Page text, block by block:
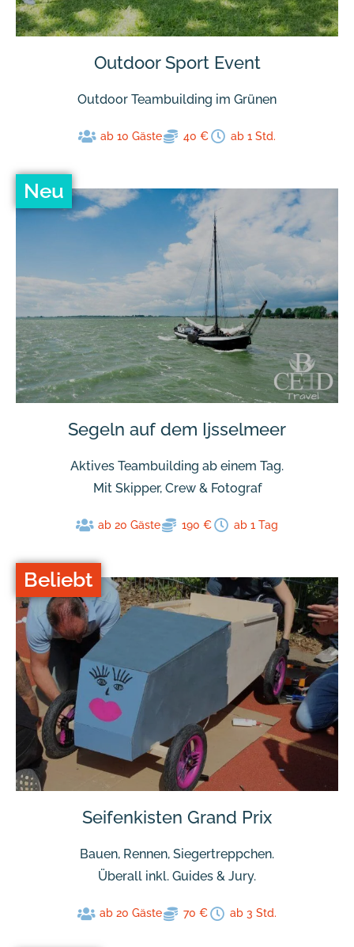
Outdoor Sport Event
Outdoor Teambuilding im Grünen
ab 10 Gäste 40 € ab 1 Std.
Neu
Segeln auf dem Ijsselmeer
Aktives Teambuilding ab einem Tag.
Mit Skipper, Crew & Fotograf
ab 20 Gäste 190 € ab 1 Tag
Beliebt
Seifenkisten Grand Prix
Bauen, Rennen, Siegertreppchen.
Überall inkl. Guides & Jury.
ab 20 Gäste 70 € ab 3 Std.